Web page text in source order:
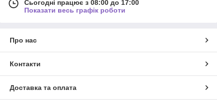
Сьогодні працює з 08:00 до 17:00
Показати весь графік роботи
Про нас
Контакти
Доставка та оплата